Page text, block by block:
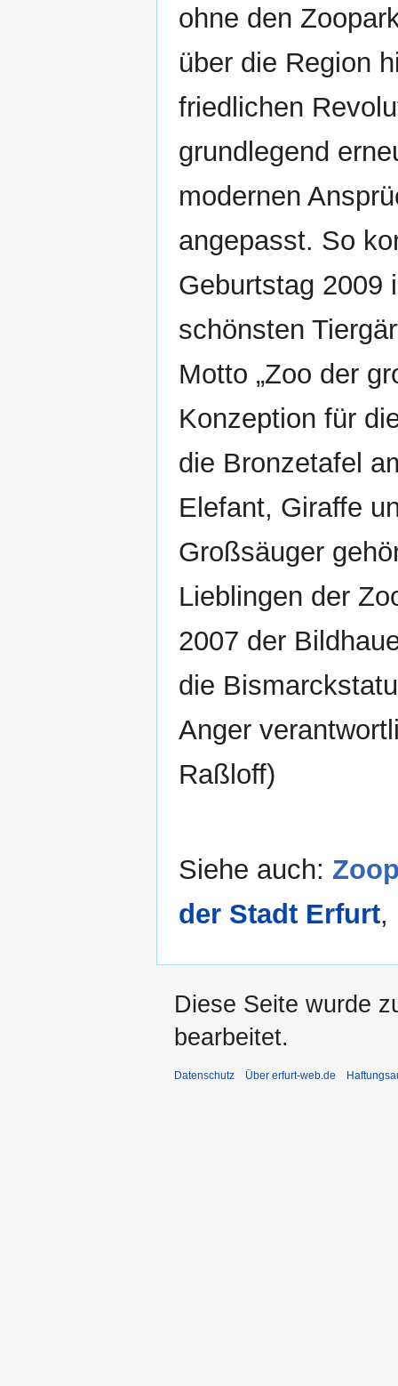
ohne den
über die Region
friedlichen
grundlegend
modernen
angepasst. So
Geburtstag 2009
schönsten
Motto „Zoo der
Konzeption für
die Bronzetafel
Elefant, Giraffe
Großsäuger
Lieblingen der
2007 der
die
Anger
Raßloff)
Siehe auch:
der Stadt Erfurt,
Diese Seite wurde
bearbeitet.
Datenschutz Über erfurt-web.de